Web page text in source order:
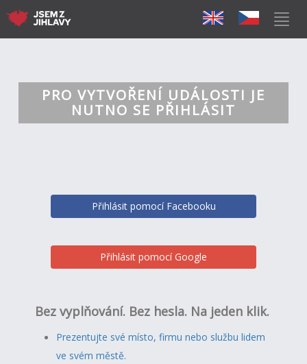
PRO VYTVOŘENÍ UDÁLOSTI JE
NUTNO SE PŘIHLÁSIT
Přihlásit pomocí Facebooku
Přihlásit pomocí Google
Bez vyplňování. Bez hesla. Na jeden klik.
Prezentujte své místo, firmu nebo službu lidem
ve svém městě.